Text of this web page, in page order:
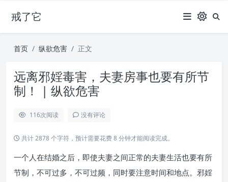
戒了它
首页 纵欲危害 正文
远离邪婬毒害，夫妻房事也要有所节
制！ | 纵欲危害
116次阅读 没有评论
共计 2878 个字符，预计需要花费 8 分钟才能阅读完成。
一个人在结婚之后，即使夫妻之间正常的夫妻生活也要有所
节制，不可过多，不可过频，同时要注意时间和地点。邪婬